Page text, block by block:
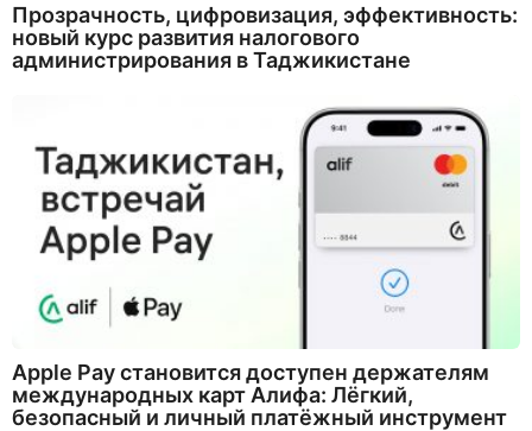
Прозрачность, цифровизация, эффективность:
новый курс развития налогового
администрирования в Таджикистане
Apple Pay становится доступен держателям
международных карт Алифа: Лёгкий,
безопасный и личный платёжный инструмент